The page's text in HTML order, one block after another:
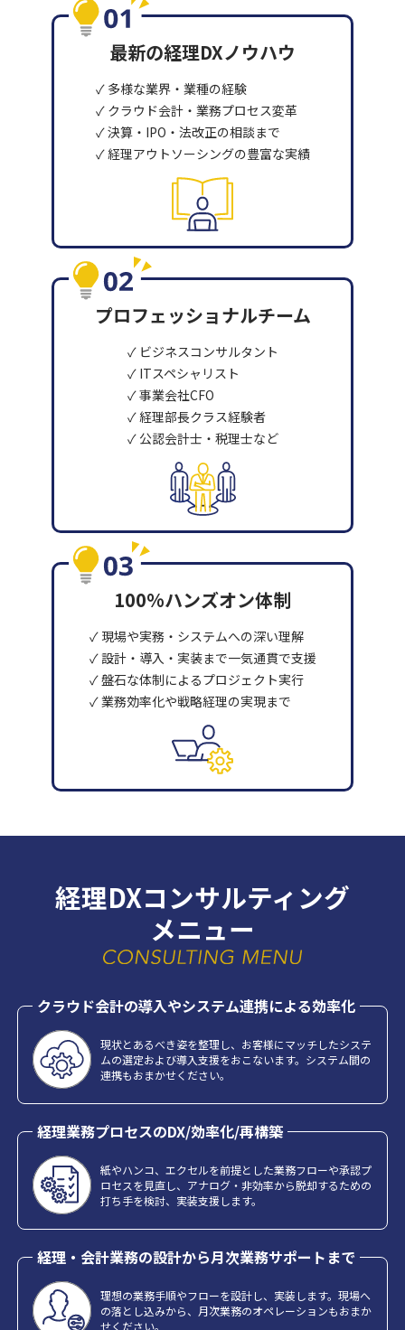
最新の経理DXノウハウ
✓ 多様な業界・業種の経験
✓ クラウド会計・業務プロセス変革
✓ 決算・IPO・法改正の相談まで
✓ 経理アウトソーシングの豊富な実績
プロフェッショナルチーム
✓ ビジネスコンサルタント
✓ ITスペシャリスト
✓ 事業会社CFO
✓ 経理部長クラス経験者
✓ 公認会計士・税理士など
100%ハンズオン体制
✓ 現場や実務・システムへの深い理解
✓ 設計・導入・実装まで一気通貫で支援
✓ 盤石な体制によるプロジェクト実行
✓ 業務効率化や戦略経理の実現まで
経理DXコンサルティング
メニュー
クラウド会計の導入やシステム連携による効率化
現状とあるべき姿を整理し、お客様にマッチしたシステ
ムの選定および導入支援をおこないます。システム間の
連携もおまかせください。
経理業務プロセスのDX/効率化/再構築
紙やハンコ、エクセルを前提とした業務フローや承認プ
ロセスを見直し、アナログ・非効率から脱却するための
打ち手を検討、実装支援します。
経理・会計業務の設計から月次業務サポートまで
理想の業務手順やフローを設計し、実装します。現場へ
の落とし込みから、月次業務のオペレーションもおまか
せください。